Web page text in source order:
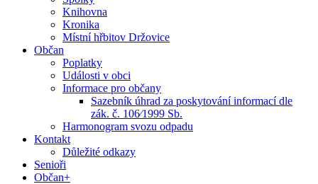
Knihovna
Kronika
Místní hřbitov Držovice
Občan
Poplatky
Události v obci
Informace pro občany
Sazebník úhrad za poskytování informací dle
zák. č. 106⁄1999 Sb.
Harmonogram svozu odpadu
Kontakt
Důležité odkazy
Senioři
Občan+